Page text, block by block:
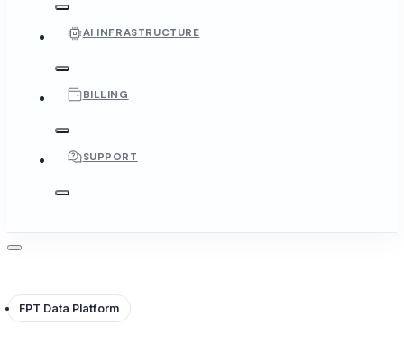
AI INFRASTRUCTURE
BILLING
SUPPORT
FPT Data Platform